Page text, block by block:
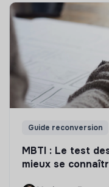
Guide reconversion
MBTI : Le test
mieux se